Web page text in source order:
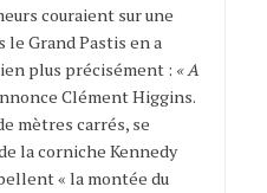
couraient sur une
le Grand Pastis en a
plus précisément : « A
Clément Higgins.
mètres carrés, se
la corniche Kennedy
« la montée du